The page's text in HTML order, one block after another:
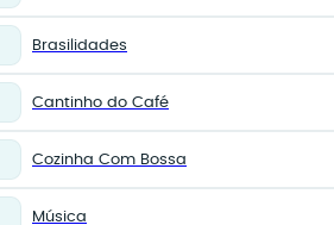
Brasilidades
Cantinho do Café
Cozinha Com Bossa
Música